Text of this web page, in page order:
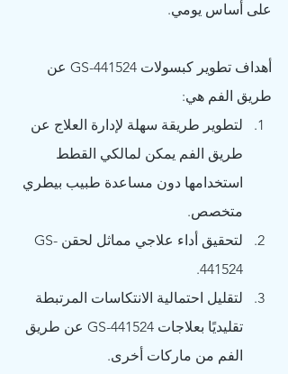
على أساس يومي.
أهداف تطوير كبسولات GS-441524 عن
طريق الفم هي:
لتطوير طريقة سهلة لإدارة العلاج عن
طريق الفم يمكن لمالكي القطط
استخدامها دون مساعدة طبيب بيطري
متخصص.
لتحقيق أداء علاجي مماثل لحقن GS-
441524.
لتقليل احتمالية الانتكاسات المرتبطة
تقليديًا بعلاجات GS-441524 عن طريق
الفم من ماركات أخرى.